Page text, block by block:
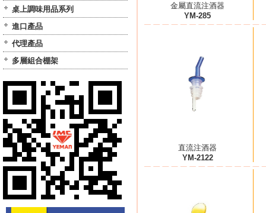
桌上調味用品系列
進口產品
代理產品
多層組合棚架
金屬直流注酒器
YM-285
直流注酒器
YM-2122